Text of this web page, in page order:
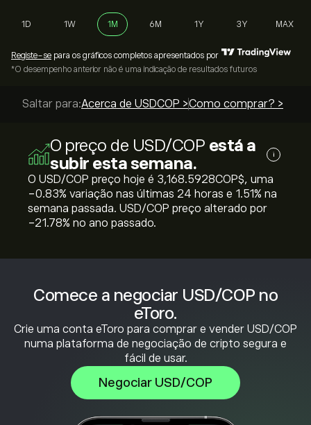
Comece a negociar USD/COP no
eToro.
Crie uma conta eToro para comprar e vender USD/COP
numa plataforma de negociação de cripto segura e
fácil de usar.
Negociar USD/COP
1D 1W 1M 6M 1Y 3Y MAX
Registe-se para os gráficos completos apresentados por
*O desempenho anterior não é uma indicação de resultados futuros
Saltar para:Acerca de USDCOP >Como comprar? >
O preço de USD/COP está a
subir esta semana.
i
O USD/COP preço hoje é 3,168.5928‎COP$‎, uma
‎-0.83‎% variação nas últimas 24 horas e ‎1.51‎% na
semana passada. USD/COP preço alterado por
‎-21.78‎% no ano passado.